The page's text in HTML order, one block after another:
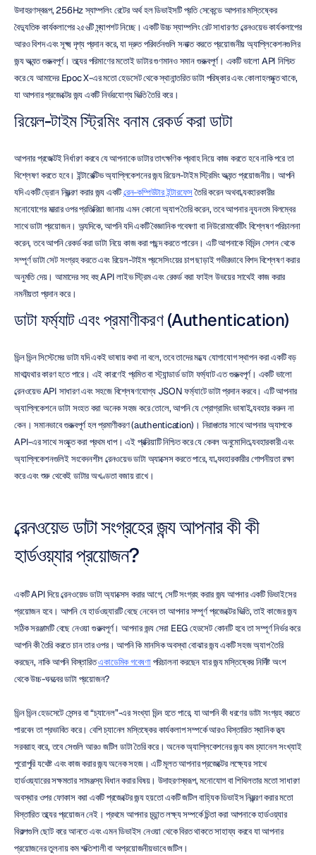
উদাহরণস্বরূপ, 256Hz স্যাম্পলিং রেটের অর্থ হল ডিভাইসটি প্রতি সেকেন্ডে আপনার মস্তিষ্কের
বৈদ্যুতিক কার্যকলাপের ২৫৬টি স্ন্যাপশট নিচ্ছে। একটি উচ্চ স্যাম্পলিং রেট সাধারণত ব্রেনওয়েভ কার্যকলাপের
আরও বিশদ এবং সূক্ষ্ম দৃশ্য প্রদান করে, যা দ্রুত পরিবর্তনগুলি সনাক্ত করতে প্রয়োজনীয় অ্যাপ্লিকেশনগুলির
জন্য অত্যন্ত গুরুত্বপূর্ণ। তথ্যের পরিমাণের মতোই ডাটার গুণমানও সমান গুরুত্বপূর্ণ। একটি ভালো API নিশ্চিত
করে যে আমাদের Epoc X-এর মতো হেডসেট থেকে স্থানান্তরিত ডাটা পরিষ্কার এবং কোলাহলমুক্ত থাকে,
যা আপনার প্রজেক্টের জন্য একটি নির্ভরযোগ্য ভিত্তি তৈরি করে।
রিয়েল-টাইম স্ট্রিমিং বনাম রেকর্ড করা ডাটা
আপনার প্রজেক্টই নির্ধারণ করবে যে আপনাকে ডাটার তাৎক্ষণিক প্রবাহ নিয়ে কাজ করতে হবে নাকি পরে তা
বিশ্লেষণ করতে হবে। ইন্টারেক্টিভ অ্যাপ্লিকেশনের জন্য রিয়েল-টাইম স্ট্রিমিং অত্যন্ত প্রয়োজনীয়। আপনি
যদি একটি ড্রোন নিয়ন্ত্রণ করার জন্য একটি ব্রেন-কম্পিউটার ইন্টারফেস তৈরি করেন অথবা ব্যবহারকারীর
মনোযোগের মাত্রার ওপর প্রতিক্রিয়া জানায় এমন কোনো অ্যাপ তৈরি করেন, তবে আপনার ন্যূনতম বিলম্বের
সাথে ডাটা প্রয়োজন। অন্যদিকে, আপনি যদি একটি বৈজ্ঞানিক গবেষণা বা নিউরোমার্কেটিং বিশ্লেষণ পরিচালনা
করেন, তবে আপনি রেকর্ড করা ডাটা নিয়ে কাজ করা পছন্দ করতে পারেন। এটি আপনাকে বিভিন্ন সেশন থেকে
সম্পূর্ণ ডাটা সেট সংগ্রহ করতে এবং রিয়েল-টাইম প্রসেসিংয়ের চাপ ছাড়াই গভীরভাবে বিশদ বিশ্লেষণ করার
অনুমতি দেয়। আমাদের সহ বহু API লাইভ স্ট্রিম এবং রেকর্ড করা ফাইল উভয়ের সাথেই কাজ করার
নমনীয়তা প্রদান করে।
ডাটা ফর্ম্যাট এবং প্রমাণীকরণ (Authentication)
ভিন্ন ভিন্ন সিস্টেমের ডাটা যদি একই ভাষায় কথা না বলে, তবে তাদের মধ্যে যোগাযোগ স্থাপন করা একটি বড়
মাথাব্যথার কারণ হতে পারে। এই কারণেই প্রমিত বা স্ট্যান্ডার্ড ডাটা ফর্ম্যাট এত গুরুত্বপূর্ণ। একটি ভালো
ব্রেনওয়েভ API সাধারণ এবং সহজে বিশ্লেষণযোগ্য JSON ফর্ম্যাটে ডাটা প্রদান করবে। এটি আপনার
অ্যাপ্লিকেশনে ডাটা সংহত করা অনেক সহজ করে তোলে, আপনি যে প্রোগ্রামিং ভাষাই ব্যবহার করুন না
কেন। সমানভাবে গুরুত্বপূর্ণ হল প্রমাণীকরণ (authentication)। নিরাপত্তার সাথে আপনার অ্যাপকে
API-এর সাথে সংযুক্ত করা প্রথম ধাপ। এই প্রক্রিয়াটি নিশ্চিত করে যে কেবল অনুমোদিত ব্যবহারকারী এবং
অ্যাপ্লিকেশনগুলিই সংবেদনশীল ব্রেনওয়েভ ডাটা অ্যাক্সেস করতে পারে, যা ব্যবহারকারীর গোপনীয়তা রক্ষা
করে এবং শুরু থেকেই ডাটার অখণ্ডতা বজায় রাখে।
ব্রেনওয়েভ ডাটা সংগ্রহের জন্য আপনার কী কী
হার্ডওয়্যার প্রয়োজন?
একটি API দিয়ে ব্রেনওয়েভ ডাটা অ্যাক্সেস করার আগে, সেটি সংগ্রহ করার জন্য আপনার একটি ডিভাইসের
প্রয়োজন হবে। আপনি যে হার্ডওয়্যারটি বেছে নেবেন তা আপনার সম্পূর্ণ প্রজেক্টের ভিত্তি, তাই কাজের জন্য
সঠিক সরঞ্জামটি বেছে নেওয়া গুরুত্বপূর্ণ। আপনার জন্য সেরা EEG হেডসেট কোনটি হবে তা সম্পূর্ণ নির্ভর করে
আপনি কী তৈরি করতে চান তার ওপর। আপনি কি মানসিক অবস্থা বোঝার জন্য একটি সহজ অ্যাপ তৈরি
করছেন, নাকি আপনি বিস্তারিত একাডেমিক গবেষণা পরিচালনা করছেন যার জন্য মস্তিষ্কের নির্দিষ্ট অংশ
থেকে উচ্চ-ঘনত্বের ডাটা প্রয়োজন?
ভিন্ন ভিন্ন হেডসেটে সেন্সর বা “চ্যানেল”-এর সংখ্যা ভিন্ন হতে পারে, যা আপনি কী ধরণের ডাটা সংগ্রহ করতে
পারবেন তা প্রভাবিত করে। বেশি চ্যানেল মস্তিষ্কের কার্যকলাপ সম্পর্কে আরও বিস্তারিত স্থানিক তথ্য
সরবরাহ করে, তবে সেগুলি আরও জটিল ডাটা তৈরি করে। অনেক অ্যাপ্লিকেশনের জন্য কম চ্যানেল সংখ্যাই
পুরোপুরি যথেষ্ট এবং কাজ করার জন্য অনেক সহজ। এটি মূলত আপনার প্রজেক্টের লক্ষ্যের সাথে
হার্ডওয়্যারের সক্ষমতার সামঞ্জস্য বিধান করার বিষয়। উদাহরণস্বরূপ, মনোযোগ বা শিথিলতার মতো সাধারণ
অবস্থার ওপর ফোকাস করা একটি প্রজেক্টের জন্য হয়তো একটি জটিল বাহ্যিক ডিভাইস নিয়ন্ত্রণ করার মতো
বিস্তারিত তথ্যের প্রয়োজন নেই। প্রথমে আপনার চূড়ান্ত লক্ষ্য সম্পর্কে চিন্তা করা আপনাকে হার্ডওয়্যার
বিকল্পগুলি ছোট করে আনতে এবং এমন ডিভাইস নেওয়া থেকে বিরত থাকতে সাহায্য করবে যা আপনার
প্রয়োজনের তুলনায় কম শক্তিশালী বা অপ্রয়োজনীয়ভাবে জটিল।